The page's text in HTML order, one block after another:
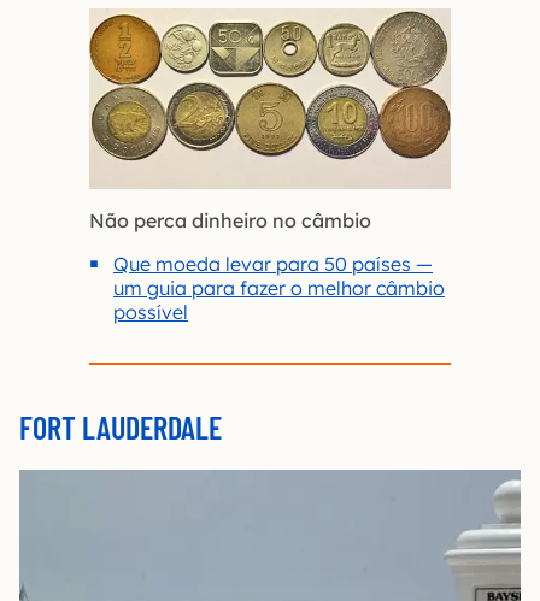
Não perca dinheiro no câmbio
Que moeda levar para 50 países —
um guia para fazer o melhor câmbio
possível
FORT LAUDERDALE